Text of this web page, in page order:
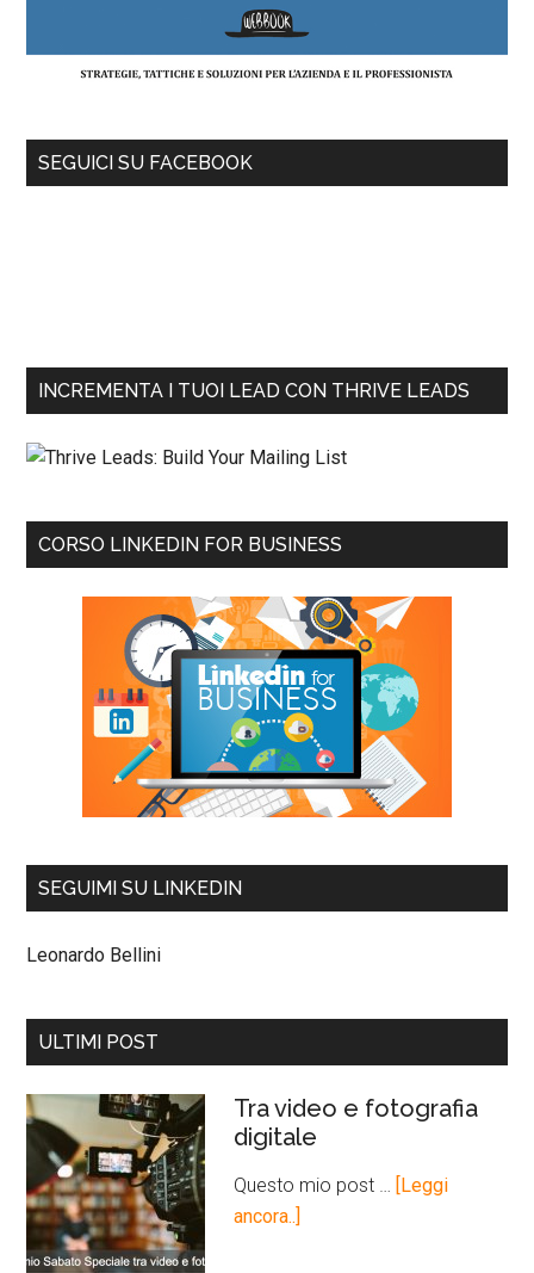
SEGUICI SU FACEBOOK
INCREMENTA I TUOI LEAD CON THRIVE LEADS
CORSO LINKEDIN FOR BUSINESS
SEGUIMI SU LINKEDIN
Leonardo Bellini
ULTIMI POST
Tra video e fotografia
digitale
Questo mio post …
[Leggi
ancora..]